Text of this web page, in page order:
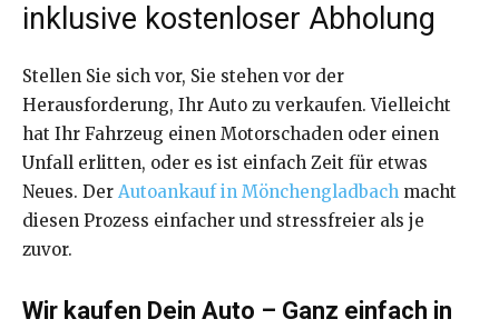
inklusive kostenloser Abholung
Stellen Sie sich vor, Sie stehen vor der
Herausforderung, Ihr Auto zu verkaufen. Vielleicht
hat Ihr Fahrzeug einen Motorschaden oder einen
Unfall erlitten, oder es ist einfach Zeit für etwas
Neues. Der Autoankauf in Mönchengladbach macht
diesen Prozess einfacher und stressfreier als je
zuvor.
Wir kaufen Dein Auto – Ganz einfach in